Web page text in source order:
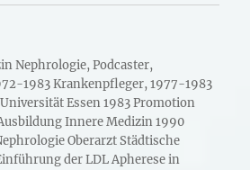
Nephrologie, Podcaster,
1983 Krankenpfleger, 1977-1983
Essen 1983 Promotion
Innere Medizin 1990
Oberarzt Städtische
der LDL Apherese in